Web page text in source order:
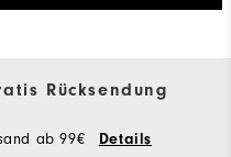
Rücksendung
ab 99€ Details